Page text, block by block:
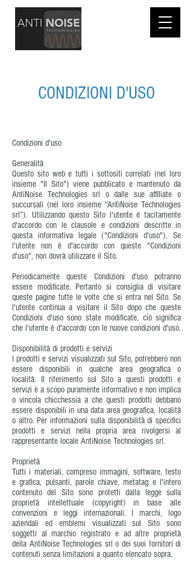
CONDIZIONI D'USO
Condizioni d'uso
Generalità
Questo sito web e tutti i sottositi correlati (nel loro
insieme "Il Sito") viene pubblicato e mantenuto da
AntiNoise Technologies srl o dalle sue affiliate o
succursali (nel loro insieme “AntiNoise Technologies
srl”). Utilizzando questo Sito l'utente è tacitamente
d'accordo con le clausole e condizioni descritte in
questa informativa legale ("Condizioni d'uso"). Se
l'utente non è d'accordo con queste "Condizioni
d'uso", non dovrà utilizzare il Sito.
Periodicamente queste Condizioni d'uso potranno
essere modificate. Pertanto si consiglia di visitare
queste pagine tutte le volte che si entra nel Sito. Se
l'utente continua a visitare il Sito dopo che queste
Condizioni d'uso sono state modificate, ciò significa
che l'utente è d'accordo con le nuove condizioni d'uso.
Disponibilità di prodotti e servizi
I prodotti e servizi visualizzati sul Sito, potrebbero non
essere disponibili in qualche area geografica o
località. Il riferimento sul Sito a questi prodotti e
servizi è a scopo puramente informativo e non implica
o vincola chicchessia a che questi prodotti debbano
essere disponibili in una data area geografica, località
o altro. Per informazioni sulla disponibilità di specifici
prodotti e servizi nella propria area rivolgersi al
rappresentante locale AntiNoise Technologies srl.
Proprietà
Tutti i materiali, compreso immagini, software, testo
e grafica, pulsanti, parole chiave, metatag e l'intero
contenuto del Sito sono protetti dalla legge sulla
proprietà intellettuale (copyright) in base alle
convenzioni e leggi internazionali. I marchi, logo
aziendali ed emblemi visualizzati sul Sito sono
soggetti al marchio registrato e ad altre proprietà
della AntiNoise Technologies srl o dei suoi fornitori di
contenuti senza limitazioni a quanto elencato sopra.